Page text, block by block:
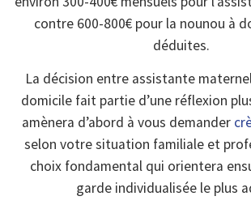
contre 600-800€ pour la nounou à
déduites.
La décision entre assistante
domicile fait partie d’une réflexion
amènera d’abord à vous demander
selon votre situation familiale et
choix fondamental qui orientera
garde individualisée le plus